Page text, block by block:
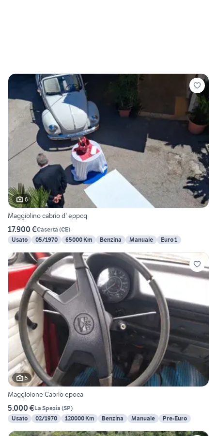
6
Maggiolino cabrio d' eppcq
17.900 €Caserta (CE)
Usato
05/1970 65000 Km Benzina Manuale Euro 1
5
Maggiolone Cabrio epoca
5.000 €La Spezia (SP)
Usato
02/1970 120000 Km Benzina Manuale Pre-Euro